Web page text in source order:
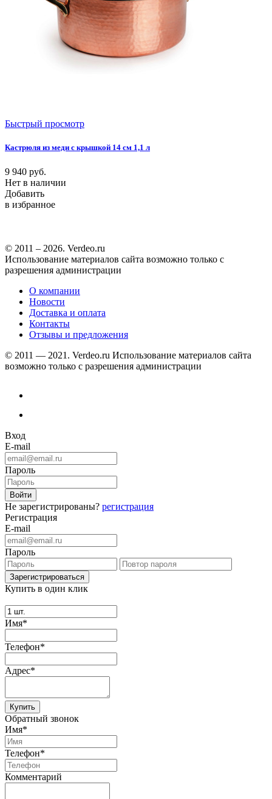
Быстрый просмотр
Кастрюля из меди с крышкой 14 см 1,1 л
9 940 руб.
Нет в наличии
Добавить
в избранное
© 2011 – 2026. Verdeo.ru
Использование материалов сайта возможно только с
разрешения администрации
О компании
Новости
Доставка и оплата
Контакты
Отзывы и предложения
© 2011 — 2021. Verdeo.ru Использование материалов сайта
возможно только с разрешения администрации
Вход
E-mail
Пароль
Не зарегистрированы? регистрация
Регистрация
E-mail
Пароль
Купить в один клик
Имя*
Телефон*
Адрес*
Купить
Обратный звонок
Имя*
Телефон*
Комментарий